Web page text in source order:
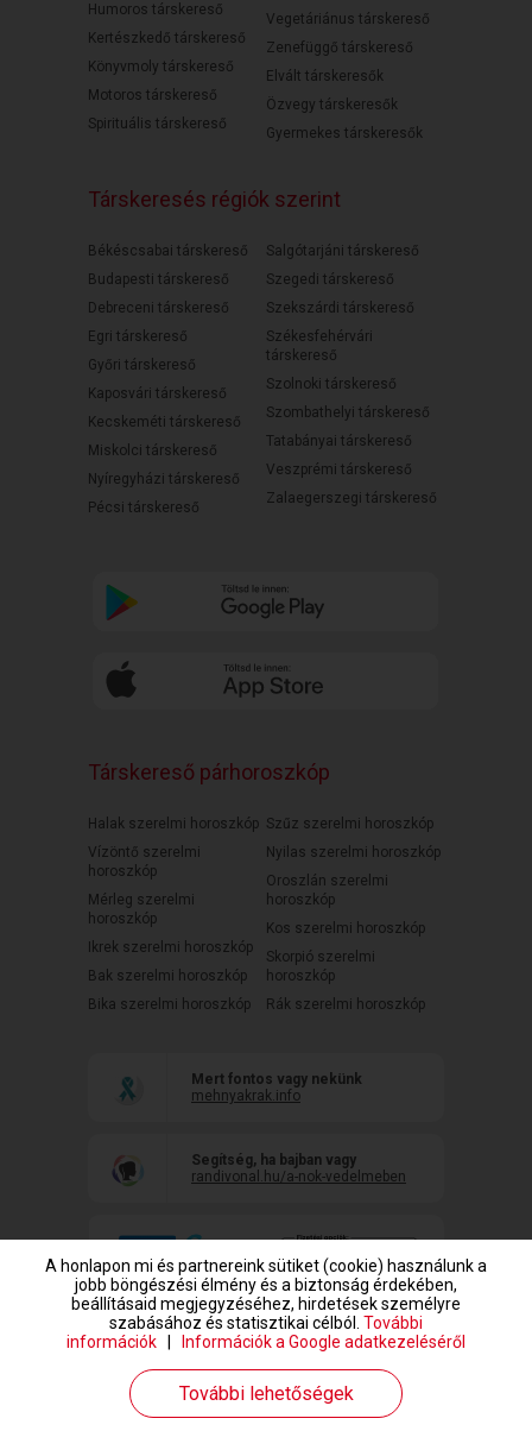
Humoros társkereső
Kertészkedő társkereső
Könyvmoly társkereső
Motoros társkereső
Spirituális társkereső
Vegetáriánus társkereső
Zenefüggő társkereső
Elvált társkeresők
Özvegy társkeresők
Gyermekes társkeresők
Társkeresés régiók szerint
Békéscsabai társkereső
Budapesti társkereső
Debreceni társkereső
Egri társkereső
Győri társkereső
Kaposvári társkereső
Kecskeméti társkereső
Miskolci társkereső
Nyíregyházi társkereső
Pécsi társkereső
Salgótarjáni társkereső
Szegedi társkereső
Szekszárdi társkereső
Székesfehérvári
társkereső
Szolnoki társkereső
Szombathelyi társkereső
Tatabányai társkereső
Veszprémi társkereső
Zalaegerszegi társkereső
Társkereső párhoroszkóp
Halak szerelmi horoszkóp
Vízöntő szerelmi
horoszkóp
Mérleg szerelmi
horoszkóp
Ikrek szerelmi horoszkóp
Bak szerelmi horoszkóp
Bika szerelmi horoszkóp
Szűz szerelmi horoszkóp
Nyilas szerelmi horoszkóp
Oroszlán szerelmi
horoszkóp
Kos szerelmi horoszkóp
Skorpió szerelmi
horoszkóp
Rák szerelmi horoszkóp
Mert fontos vagy nekünk
mehnyakrak.info
Segítség, ha bajban vagy
randivonal.hu/a-nok-vedelmeben
www.randivonal.hu © Copyright 1999-2026 Dating Central Europe Zrt.
A honlapon mi és partnereink sütiket (cookie) használunk a
jobb böngészési élmény és a biztonság érdekében,
beállításaid megjegyzéséhez, hirdetések személyre
szabásához és statisztikai célból. További
információk
Információk a Google adatkezeléséről
További lehetőségek